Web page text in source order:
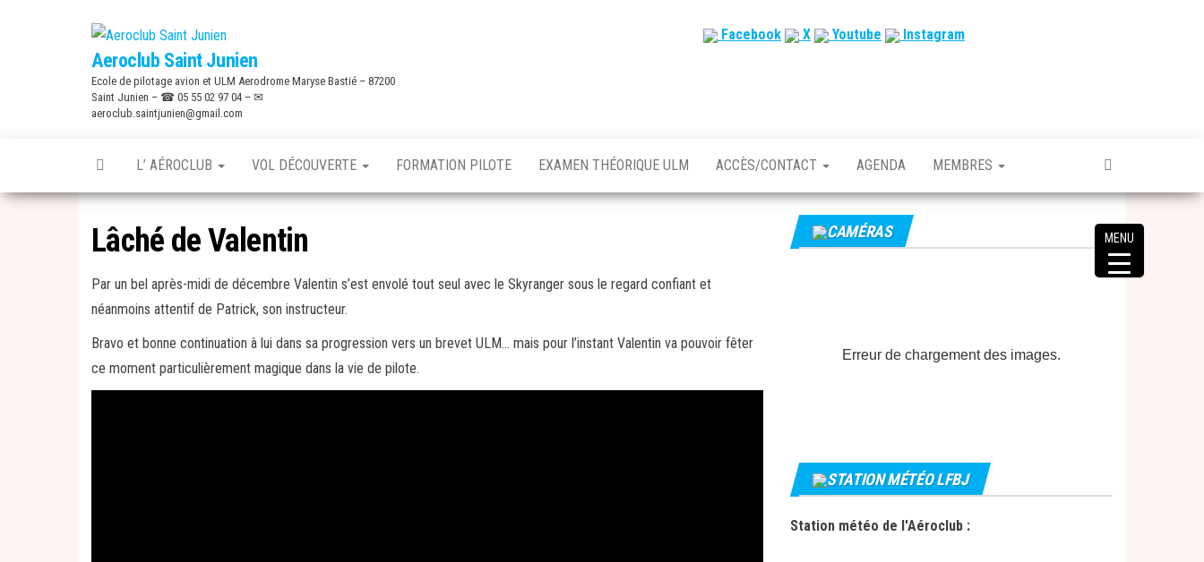
Aeroclub Saint Junien
Ecole de pilotage avion et ULM Aerodrome Maryse Bastié – 87200
Saint Junien – ☎ 05 55 02 97 04 – ✉
aeroclub.saintjunien@gmail.com
Facebook X Youtube Instagram
L’ AÉROCLUB VOL DÉCOUVERTE FORMATION PILOTE EXAMEN THÉORIQUE ULM ACCÈS/CONTACT AGENDA MEMBRES
Lâché de Valentin
Par un bel après-midi de décembre Valentin s’est envolé tout seul avec le Skyranger sous le regard confiant et
néanmoins attentif de Patrick, son instructeur.
Bravo et bonne continuation à lui dans sa progression vers un brevet ULM… mais pour l’instant Valentin va pouvoir fêter
ce moment particulièrement magique dans la vie de pilote.
CAMÉRAS
Erreur de chargement des images.
STATION MÉTÉO LFBJ
Station météo de l'Aéroclub :
MENU